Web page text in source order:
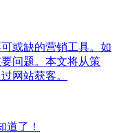
或缺的营销工具。如
问题。本文将从策
网站获客。
道了！